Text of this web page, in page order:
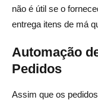
Qual é a diferença
As ferramentas de
automatizam
Vale a pena pagar
não é útil se o
entrega itens de má
Automação
Pedidos
Assim que os